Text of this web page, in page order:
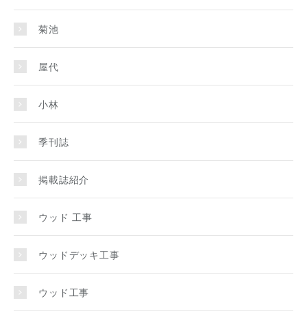
菊池
屋代
小林
季刊誌
掲載誌紹介
ウッド 工事
ウッドデッキ工事
ウッド工事